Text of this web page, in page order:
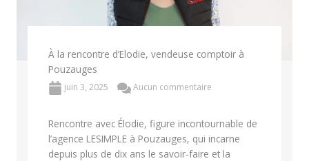
À la rencontre d’Elodie, vendeuse comptoir à
Pouzauges
juin 3, 2025 Aucun commentaire
Rencontre avec Élodie, figure incontournable de
l’agence LESIMPLE à Pouzauges, qui incarne
depuis plus de dix ans le savoir-faire et la